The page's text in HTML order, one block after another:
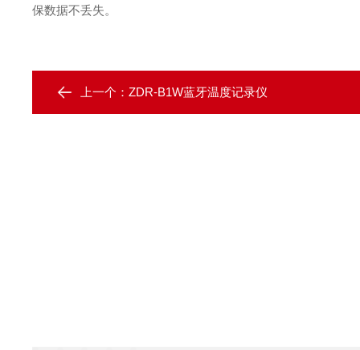
保数据不丢失。
上一个： ZDR-B1W蓝牙温度记录仪